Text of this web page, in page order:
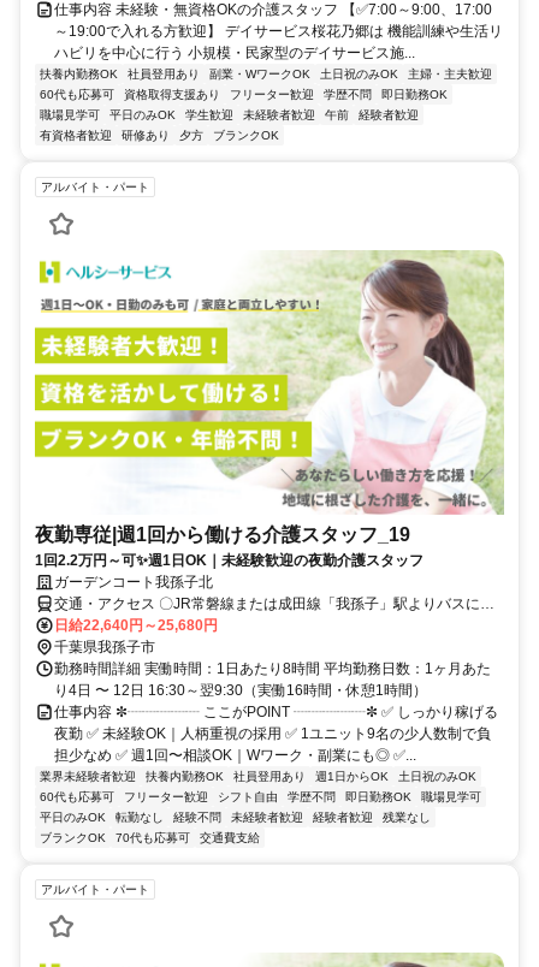
仕事内容 未経験・無資格OKの介護スタッフ 【✅7:00～9:00、17:00
～19:00で入れる方歓迎】 デイサービス桜花乃郷は 機能訓練や生活リ
ハビリを中心に行う 小規模・民家型のデイサービス施...
扶養内勤務OK 社員登用あり 副業・WワークOK 土日祝のみOK
主婦・主夫歓迎
60代も応募可
資格取得支援あり フリーター歓迎 学歴不問
即日勤務OK
職場見学可
平日のみOK 学生歓迎 未経験者歓迎 午前
経験者歓迎
有資格者歓迎
研修あり 夕方 ブランクOK
アルバイト・パート
夜勤専従|週1回から働ける介護スタッフ_19
1回2.2万円～可✨週1日OK｜未経験歓迎の夜勤介護スタッフ
ガーデンコート我孫子北
交通・アクセス 〇JR常磐線または成田線「我孫子」駅よりバスに乗
車、「布施通り」バス停下車、徒歩5分 〇車通勤可・バイク通勤可(駐
車場完備) ※営業所によって異なります。気になる際は遠慮なくご連
絡ください。
日給22,640円～25,680円
千葉県我孫子市
勤務時間詳細 実働時間：1日あたり8時間 平均勤務日数：1ヶ月あた
り4日 〜 12日 16:30～翌9:30（実働16時間・休憩1時間）
仕事内容 ✼┈┈┈┈┈ ここがPOINT ┈┈┈┈┈✼ ✅ しっかり稼げる
夜勤 ✅ 未経験OK｜人柄重視の採用 ✅ 1ユニット9名の少人数制で負
担少なめ ✅ 週1回〜相談OK｜Wワーク・副業にも◎ ✅...
業界未経験者歓迎 扶養内勤務OK 社員登用あり 週1日からOK
土日祝のみOK
60代も応募可
フリーター歓迎 シフト自由 学歴不問 即日勤務OK
職場見学可
平日のみOK
転勤なし 経験不問 未経験者歓迎 経験者歓迎
残業なし
ブランクOK
70代も応募可 交通費支給
アルバイト・パート